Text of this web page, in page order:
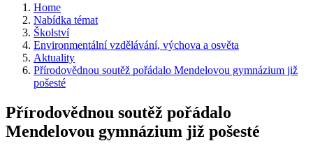
Home
Nabídka témat
Školství
Environmentální vzdělávání, výchova a osvěta
Aktuality
Přírodovědnou soutěž pořádalo Mendelovou gymnázium již
pošesté
Přírodovědnou soutěž pořádalo
Mendelovou gymnázium již pošesté